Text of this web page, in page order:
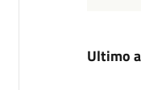
Ultimo